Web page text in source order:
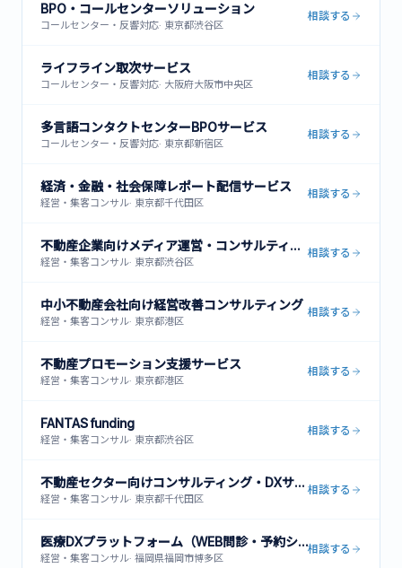
BPO・コールセンターソリューション
コールセンター・反響対応· 東京都渋谷区
相談する
ライフライン取次サービス
コールセンター・反響対応· 大阪府大阪市中央区
相談する
多言語コンタクトセンターBPOサービス
コールセンター・反響対応· 東京都新宿区
相談する
経済・金融・社会保障レポート配信サービス
経営・集客コンサル· 東京都千代田区
相談する
不動産企業向けメディア運営・コンサルティング
経営・集客コンサル· 東京都渋谷区
相談する
中小不動産会社向け経営改善コンサルティング
経営・集客コンサル· 東京都港区
相談する
不動産プロモーション支援サービス
経営・集客コンサル· 東京都港区
相談する
FANTAS funding
経営・集客コンサル· 東京都渋谷区
相談する
不動産セクター向けコンサルティング・DXサービス
経営・集客コンサル· 東京都千代田区
相談する
医療DXプラットフォーム（WEB問診・予約システム・患者管理）
経営・集客コンサル· 福岡県福岡市博多区
相談する